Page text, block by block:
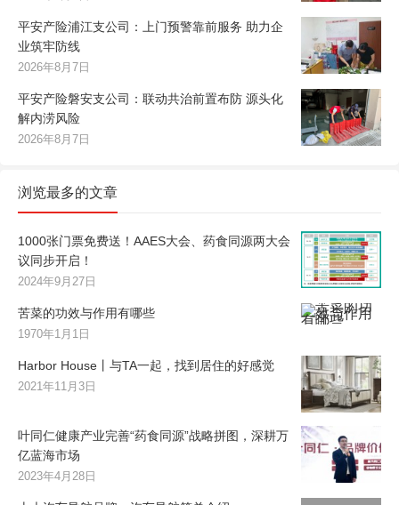
平安产险浦江支公司：上门预警靠前服务 助力企
业筑牢防线
2026年8月7日
平安产险磐安支公司：联动共治前置布防 源头化
解内涝风险
2026年8月7日
浏览最多的文章
1000张门票免费送！AAES大会、药食同源两大会
议同步开启！
2024年9月27日
苦菜的功效与作用有哪些
1970年1月1日
Harbor House丨与TA一起，找到居住的好感觉
2021年11月3日
叶同仁健康产业完善“药食同源”战略拼图，深耕万
亿蓝海市场
2023年4月28日